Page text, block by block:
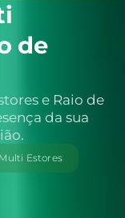
de
e Raio de
da sua
Multi Estores